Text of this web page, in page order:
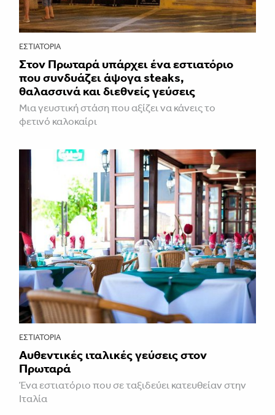
ΕΣΤΙΑΤΌΡΙΑ
Στον Πρωταρά υπάρχει ένα εστιατόριο
που συνδυάζει άψογα steaks,
θαλασσινά και διεθνείς γεύσεις
Μια γευστική στάση που αξίζει να κάνεις το
φετινό καλοκαίρι
ΕΣΤΙΑΤΌΡΙΑ
Αυθεντικές ιταλικές γεύσεις στον
Πρωταρά
Ένα εστιατόριο που σε ταξιδεύει κατευθείαν στην
Ιταλία